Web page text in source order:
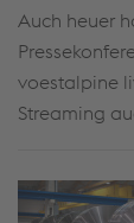
Auch heuer
voestalpine
Streaming